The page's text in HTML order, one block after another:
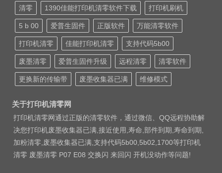
清零 1390佳能打印机清零软件下载 打印机刷机
5 b 00 爱普生固件 正版软件 万能清零软件
打印机清零 佳能打印机清零 支持代码5b00
废墨清零 爱普生固件升级 远程清零 清零软件
更换新的传输带 废墨收集器已满 维修模式
关于打印机清零网
打印机清零网通过正版的清零软件，通过微信、QQ远程协助解
决您打印机废墨收集器已满,接近使用,寿命,部件到期,寿命到期,
加粉清零,废墨收集器已满,支持代码5b00,5b02,1700等打印机
清零 废墨清零 P07 E08 交换闪 来回闪 开机没动作等问题!